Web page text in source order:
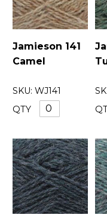
Jamieson 141
Camel
SKU: WJ141
QTY